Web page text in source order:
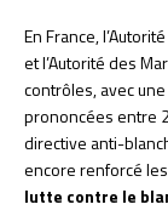
En France,
et l’Autorité des
contrôles, avec
prononcées entre
directive anti-
encore renforcé
lutte contre le